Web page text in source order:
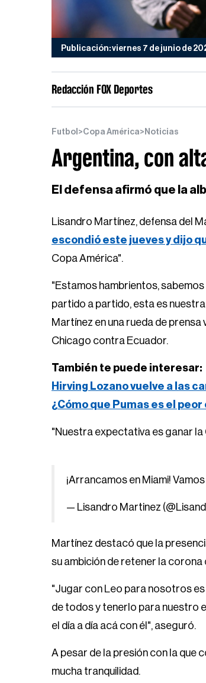
Publicación: viernes 7 de junio de
Redacción FOX Deportes
Futbol >Copa América> Noticias
Argentina, con
El defensa afirmó que la
Lisandro Martínez, defensa del
escondió este jueves y dijo
Copa América".
"Estamos hambrientos,
partido a partido, esta es
Martínez en una rueda de
Chicago contra Ecuador.
También te puede interesar:
Hirving Lozano vuelve a las
¿Cómo que Pumas es el
"Nuestra expectativa es ganar
¡Arrancamos en Miami! Vamos
— Lisandro Martinez
Martínez destacó que la
su ambición de retener la
"Jugar con Leo para nosotros es
de todos y tenerlo para nuestro
el día a día acá con él", aseguró.
A pesar de la presión con la que
mucha tranquilidad.